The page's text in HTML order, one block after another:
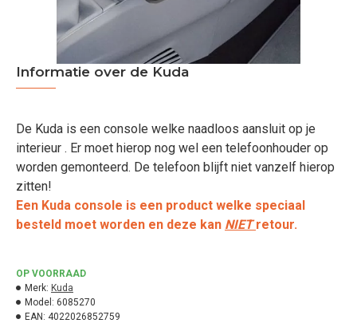
Informatie over de Kuda
De Kuda is een console welke naadloos aansluit op je
interieur . Er moet hierop nog wel een telefoonhouder op
worden gemonteerd. De telefoon blijft niet vanzelf hierop
zitten!
Een Kuda console is een product welke speciaal
besteld moet worden en deze kan NIETretour.
OP VOORRAAD
Merk: Kuda
Model: 6085270
EAN: 4022026852759